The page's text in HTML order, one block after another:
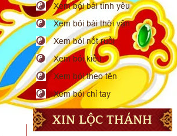
Xem bói bài tình yêu
Xem bói bài thời vận
Xem bói nốt ruồi
Xem bói kiều
Xem bói theo tên
Xem bói chỉ tay
XIN LỘC THÁNH